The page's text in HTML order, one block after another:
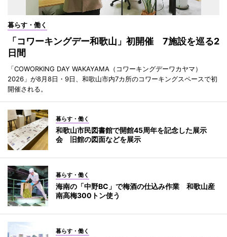
暮らす・働く
「コワーキングデー和歌山」初開催 7施設を巡る2
日間
「COWORKING DAY WAKAYAMA（コワーキングデーワカヤマ）
2026」が8月8日・9日、和歌山市内7カ所のコワーキングスペースで初
開催される。
暮らす・働く
和歌山市民図書館で開館45周年を記念した展示
会 旧館の図面などを展示
暮らす・働く
海南の「中野BC」で梅酒の仕込み作業 和歌山産
南高梅300トン使う
暮らす・働く